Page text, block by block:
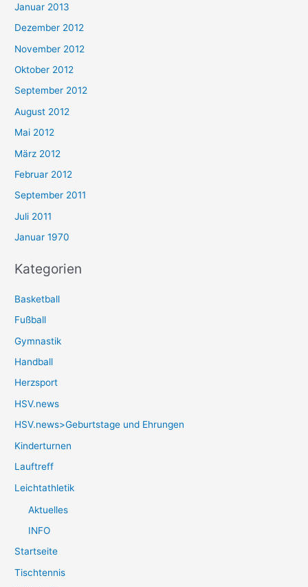
Januar 2013
Dezember 2012
November 2012
Oktober 2012
September 2012
August 2012
Mai 2012
März 2012
Februar 2012
September 2011
Juli 2011
Januar 1970
Kategorien
Basketball
Fußball
Gymnastik
Handball
Herzsport
HSV.news
HSV.news>Geburtstage und Ehrungen
Kinderturnen
Lauftreff
Leichtathletik
Aktuelles
INFO
Startseite
Tischtennis